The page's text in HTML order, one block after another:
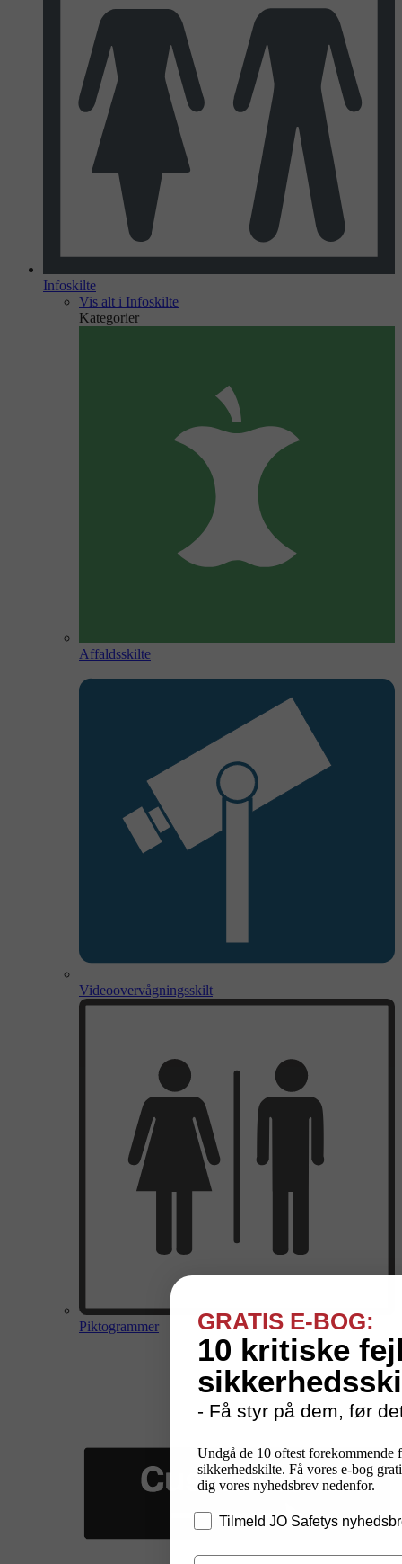
Infoskilte
Vis alt i Infoskilte
Kategorier
Affaldsskilte
Videoovervågningsskilt
Piktogrammer GRATIS E-BOG:
10 kritiske
- Få styr på dem, før
Undgå de 10 oftest forekommende
sikkerhedskilte. Få vores e-bog
dig vores nyhedsbrev nedenfor.
Tilmeld JO Safetys